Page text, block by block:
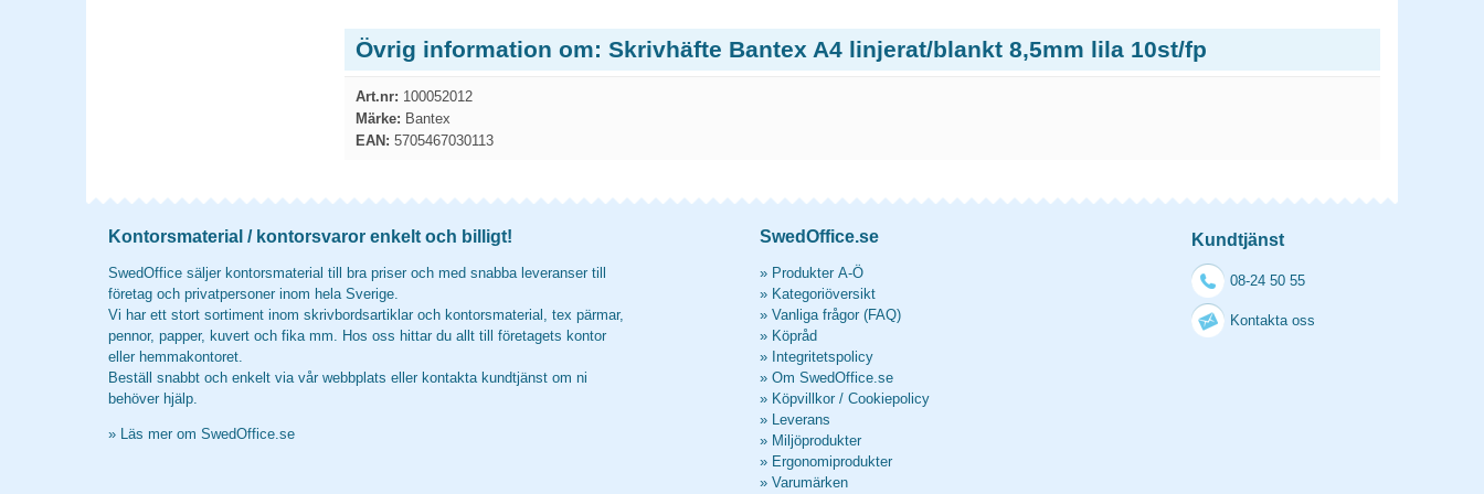
Övrig information om: Skrivhäfte Bantex A4 linjerat/blankt 8,5mm lila 10st/fp
Art.nr: 100052012
Märke: Bantex
EAN: 5705467030113
Kontorsmaterial / kontorsvaror enkelt och billigt!
SwedOffice säljer kontorsmaterial till bra priser och med snabba leveranser till
företag och privatpersoner inom hela Sverige.
Vi har ett stort sortiment inom skrivbordsartiklar och kontorsmaterial, tex pärmar,
pennor, papper, kuvert och fika mm. Hos oss hittar du allt till företagets kontor
eller hemmakontoret.
Beställ snabbt och enkelt via vår webbplats eller kontakta kundtjänst om ni
behöver hjälp.
» Läs mer om SwedOffice.se
SwedOffice.se
» Produkter A-Ö
» Kategoriöversikt
» Vanliga frågor (FAQ)
» Köpråd
» Integritetspolicy
» Om SwedOffice.se
» Köpvillkor / Cookiepolicy
» Leverans
» Miljöprodukter
» Ergonomiprodukter
» Varumärken
Kundtjänst
08-24 50 55
Kontakta oss